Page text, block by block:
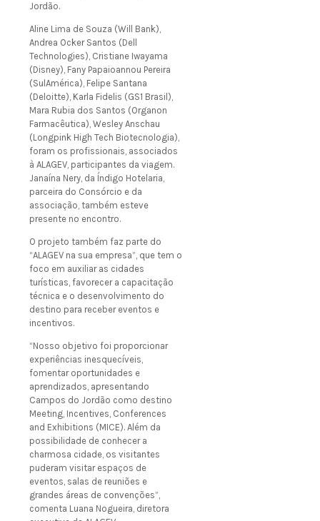
Jordão.
Aline Lima de Souza (Will Bank),
Andrea Ocker Santos (Dell
Technologies), Cristiane Iwayama
(Disney), Fany Papaioannou Pereira
(SulAmérica), Felipe Santana
(Deloitte), Karla Fidelis (GS1 Brasil),
Mara Rubia dos Santos (Organon
Farmacêutica), Wesley Anschau
(Longpink High Tech Biotecnologia),
foram os profissionais, associados
à ALAGEV, participantes da viagem.
Janaína Nery, da Índigo Hotelaria,
parceira do Consórcio e da
associação, também esteve
presente no encontro.
O projeto também faz parte do
“ALAGEV na sua empresa”, que tem o
foco em auxiliar as cidades
turísticas, favorecer a capacitação
técnica e o desenvolvimento do
destino para receber eventos e
incentivos.
“Nosso objetivo foi proporcionar
experiências inesquecíveis,
fomentar oportunidades e
aprendizados, apresentando
Campos do Jordão como destino
Meeting, Incentives, Conferences
and Exhibitions (MICE). Além da
possibilidade de conhecer a
charmosa cidade, os visitantes
puderam visitar espaços de
eventos, salas de reuniões e
grandes áreas de convenções”,
comenta Luana Nogueira, diretora